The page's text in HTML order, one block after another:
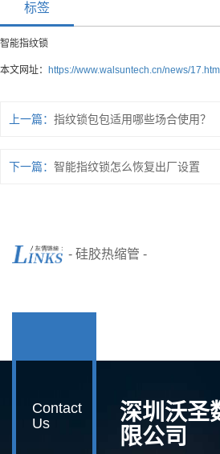
标签
智能指纹锁
本文网址： https://www.walsuntech.cn/news/17.html
上一篇： 指纹锁包包适用哪些场合使用？
下一篇： 智能指纹锁怎么恢复出厂设置
- 硅胶热缩管 -
Contact
Us
深圳沃圣
限公司